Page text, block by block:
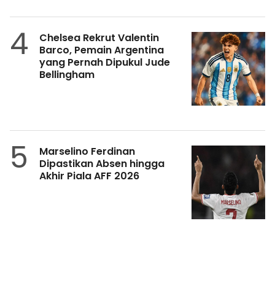
4
Chelsea Rekrut Valentin
Barco, Pemain Argentina
yang Pernah Dipukul Jude
Bellingham
5
Marselino Ferdinan
Dipastikan Absen hingga
Akhir Piala AFF 2026